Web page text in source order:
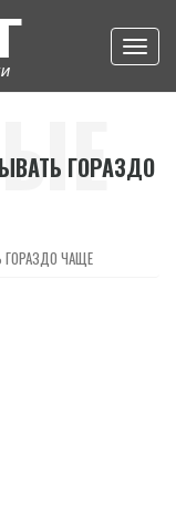
ГОРАЗДО
ГОРАЗДО ЧАЩЕ